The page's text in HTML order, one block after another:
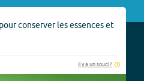
conserver les essences et
Il y a un souci ?